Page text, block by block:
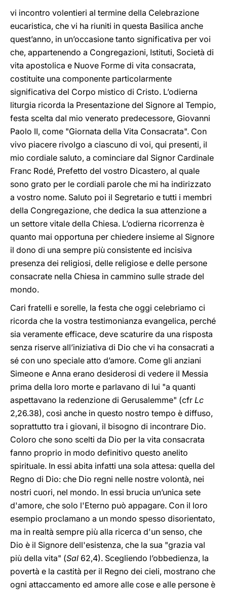
vi incontro volentieri al termine della Celebrazione
eucaristica, che vi ha riuniti in questa Basilica anche
quest’anno, in un’occasione tanto significativa per voi
che, appartenendo a Congregazioni, Istituti, Società di
vita apostolica e Nuove Forme di vita consacrata,
costituite una componente particolarmente
significativa del Corpo mistico di Cristo. L’odierna
liturgia ricorda la Presentazione del Signore al Tempio,
festa scelta dal mio venerato predecessore, Giovanni
Paolo II, come "Giornata della Vita Consacrata". Con
vivo piacere rivolgo a ciascuno di voi, qui presenti, il
mio cordiale saluto, a cominciare dal Signor Cardinale
Franc Rodé, Prefetto del vostro Dicastero, al quale
sono grato per le cordiali parole che mi ha indirizzato
a vostro nome. Saluto poi il Segretario e tutti i membri
della Congregazione, che dedica la sua attenzione a
un settore vitale della Chiesa. L’odierna ricorrenza è
quanto mai opportuna per chiedere insieme al Signore
il dono di una sempre più consistente ed incisiva
presenza dei religiosi, delle religiose e delle persone
consacrate nella Chiesa in cammino sulle strade del
mondo.
Cari fratelli e sorelle, la festa che oggi celebriamo ci
ricorda che la vostra testimonianza evangelica, perché
sia veramente efficace, deve scaturire da una risposta
senza riserve all’iniziativa di Dio che vi ha consacrati a
sé con uno speciale atto d’amore. Come gli anziani
Simeone e Anna erano desiderosi di vedere il Messia
prima della loro morte e parlavano di lui "a quanti
aspettavano la redenzione di Gerusalemme" (cfr Lc
2,26.38), così anche in questo nostro tempo è diffuso,
soprattutto tra i giovani, il bisogno di incontrare Dio.
Coloro che sono scelti da Dio per la vita consacrata
fanno proprio in modo definitivo questo anelito
spirituale. In essi abita infatti una sola attesa: quella del
Regno di Dio: che Dio regni nelle nostre volontà, nei
nostri cuori, nel mondo. In essi brucia un’unica sete
d'amore, che solo l'Eterno può appagare. Con il loro
esempio proclamano a un mondo spesso disorientato,
ma in realtà sempre più alla ricerca d'un senso, che
Dio è il Signore dell'esistenza, che la sua "grazia val
più della vita" (Sal 62,4). Scegliendo l’obbedienza, la
povertà e la castità per il Regno dei cieli, mostrano che
ogni attaccamento ed amore alle cose e alle persone è